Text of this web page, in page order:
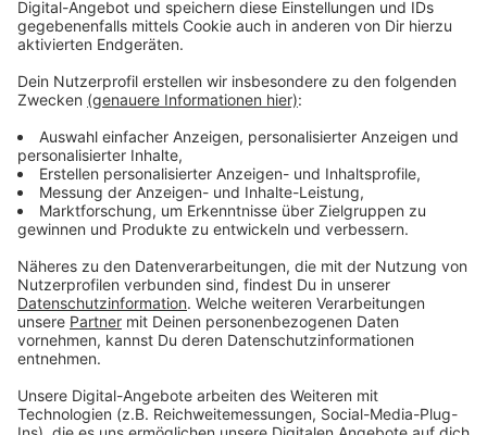
Dave Grohl: 10 Fakten über den Gitarristen von den
Foo Fighters
Wir feiern 56. Geburtstag mit Dave Grohl! Den Sound
gibts im Radio - hier findet ihr 10 spannende Fakten
über den Gitarristen und Gründer von den Foo Fighters.
Rock Quiz